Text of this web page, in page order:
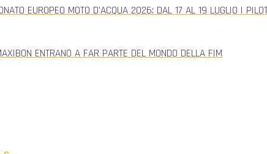
EUROPEO MOTO D’ACQUA 2026: DAL 17 AL 19 LUGLIO I
ENTRANO A FAR PARTE DEL MONDO DELLA FIM